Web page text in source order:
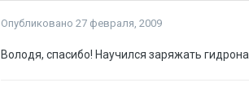
Опубликовано 27 февраля, 2009
Володя, спасибо! Научился заряжать